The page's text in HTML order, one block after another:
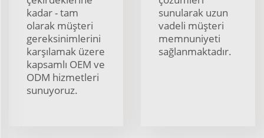
kadar - tam
olarak müşteri
gereksinimlerini
karşılamak üzere
kapsamlı OEM ve
ODM hizmetleri
sunuyoruz.
sunularak uzun
vadeli müşteri
memnuniyeti
sağlanmaktadır.